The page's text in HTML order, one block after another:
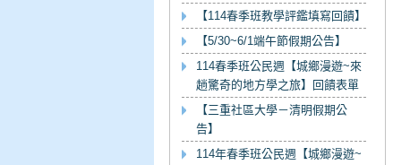
【114春季班教學評鑑填寫回饋】
【5/30~6/1端午節假期公告】
114春季班公民週【城鄉漫遊~來
趟驚奇的地方學之旅】回饋表單
【三重社區大學－清明假期公
告】
114年春季班公民週【城鄉漫遊~